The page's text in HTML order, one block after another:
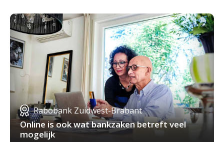
Rabobank Zuidwest-Brabant
Online is ook wat bankzaken betreft veel
mogelijk